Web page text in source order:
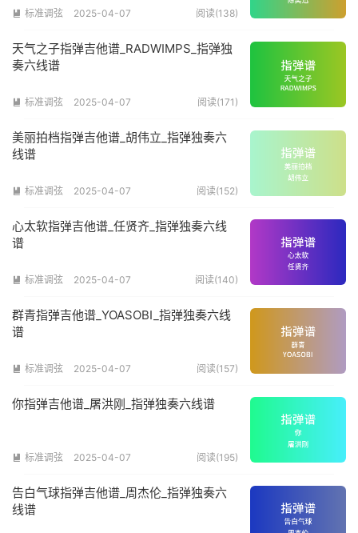
 标准调弦 2025-04-07 阅读(138)
天气之子指弹吉他谱_RADWIMPS_指弹独
奏六线谱
 标准调弦 2025-04-07 阅读(171)
美丽拍档指弹吉他谱_胡伟立_指弹独奏六
线谱
 标准调弦 2025-04-07 阅读(152)
心太软指弹吉他谱_任贤齐_指弹独奏六线
谱
 标准调弦 2025-04-07 阅读(140)
群青指弹吉他谱_YOASOBI_指弹独奏六线
谱
 标准调弦 2025-04-07 阅读(157)
你指弹吉他谱_屠洪刚_指弹独奏六线谱
 标准调弦 2025-04-07 阅读(195)
告白气球指弹吉他谱_周杰伦_指弹独奏六
线谱